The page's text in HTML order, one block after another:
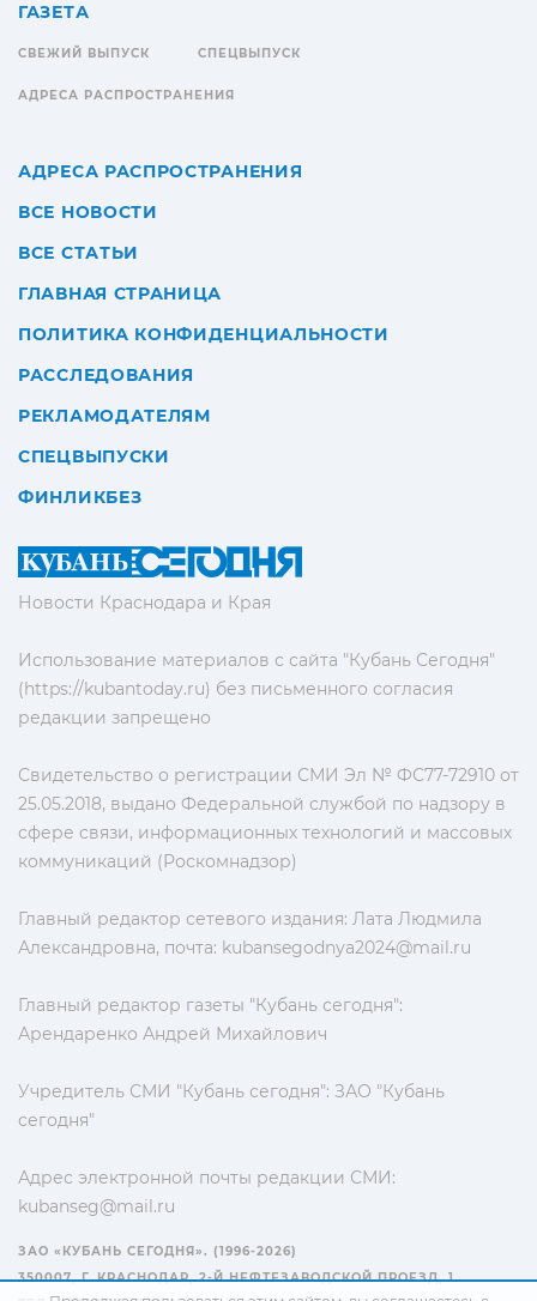
Новости Краснодара и Края
Использование материалов с сайта "Кубань Сегодня"
(https://kubantoday.ru) без письменного согласия
редакции запрещено
Свидетельство о регистрации СМИ Эл № ФС77-72910 от
25.05.2018, выдано Федеральной службой по надзору в
сфере связи, информационных технологий и массовых
коммуникаций (Роскомнадзор)
Главный редактор сетевого издания: Лата Людмила
Александровна, почта: kubansegodnya2024@mail.ru
Главный редактор газеты "Кубань сегодня":
Арендаренко Андрей Михайлович
Учредитель СМИ "Кубань сегодня": ЗАО "Кубань
сегодня"
Адрес электронной почты редакции СМИ:
kubanseg@mail.ru
ГАЗЕТА
СВЕЖИЙ ВЫПУСК СПЕЦВЫПУСК
АДРЕСА РАСПРОСТРАНЕНИЯ
АДРЕСА РАСПРОСТРАНЕНИЯ
ВСЕ НОВОСТИ
ВСЕ СТАТЬИ
ГЛАВНАЯ СТРАНИЦА
ПОЛИТИКА КОНФИДЕНЦИАЛЬНОСТИ
РАССЛЕДОВАНИЯ
РЕКЛАМОДАТЕЛЯМ
СПЕЦВЫПУСКИ
ФИНЛИКБЕЗ
ЗАО «КУБАНЬ СЕГОДНЯ». (1996-2026)
350007, Г. КРАСНОДАР, 2-Й НЕФТЕЗАВОДСКОЙ ПРОЕЗД, 1